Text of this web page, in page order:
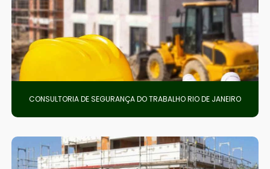
CONSULTORIA DE SEGURANÇA DO TRABALHO RIO DE JANEIRO